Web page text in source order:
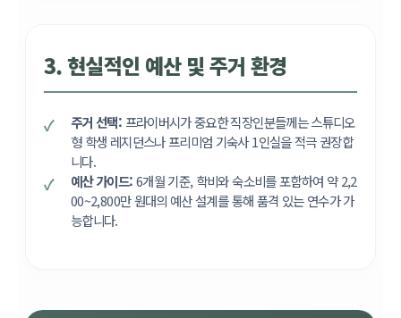
3. 현실적인 예산 및 주거 환경
주거 선택: 프라이버시가 중요한 직장인분들께는 스튜디오
형 학생 레지던스나 프리미엄 기숙사 1인실을 적극 권장합
니다.
예산 가이드:6개월 기준, 학비와 숙소비를 포함하여 약 2,2
00~2,800만 원대의 예산 설계를 통해 품격 있는 연수가 가
능합니다.